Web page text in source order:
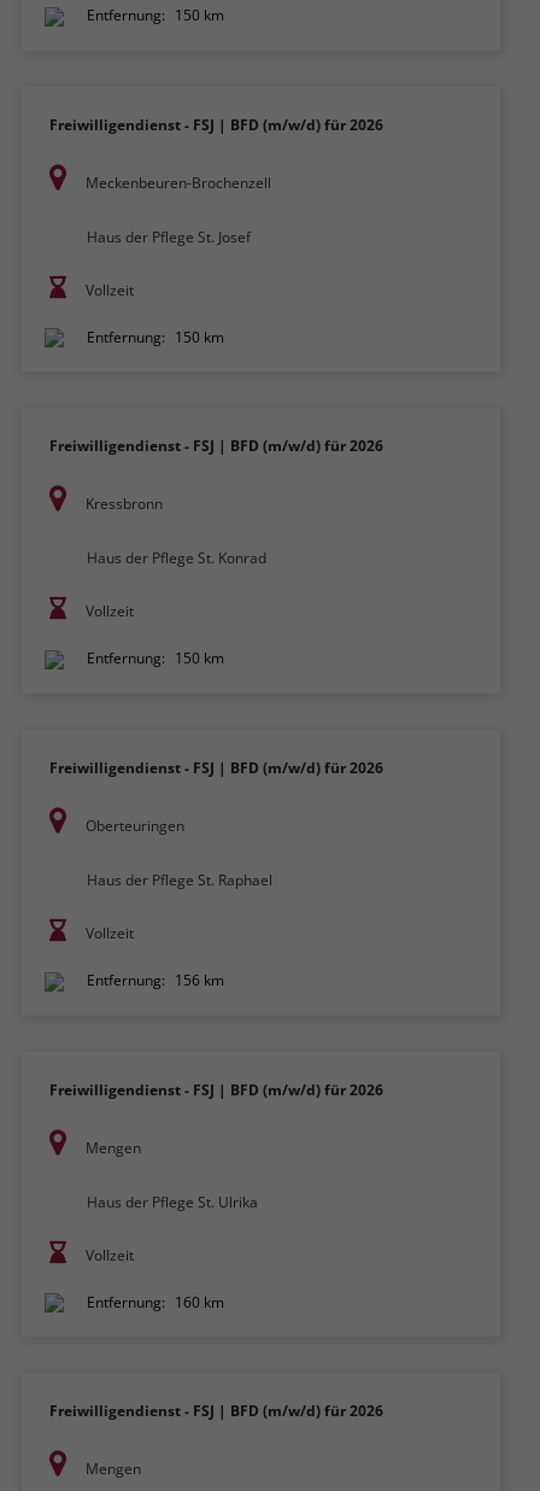
Entfernung: 150 km
Freiwilligendienst - FSJ | BFD (m/w/d) für 2026
Meckenbeuren-Brochenzell
Haus der Pflege St. Josef
Vollzeit
Entfernung: 150 km
Freiwilligendienst - FSJ | BFD (m/w/d) für 2026
Kressbronn
Haus der Pflege St. Konrad
Vollzeit
Entfernung: 150 km
Freiwilligendienst - FSJ | BFD (m/w/d) für 2026
Oberteuringen
Haus der Pflege St. Raphael
Vollzeit
Entfernung: 156 km
Freiwilligendienst - FSJ | BFD (m/w/d) für 2026
Mengen
Haus der Pflege St. Ulrika
Vollzeit
Entfernung: 160 km
Freiwilligendienst - FSJ | BFD (m/w/d) für 2026
Mengen